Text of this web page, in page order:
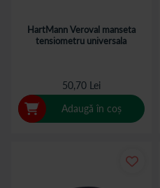
HartMann Veroval manseta
tensiometru universala
50,70 Lei
Adaugă în coș